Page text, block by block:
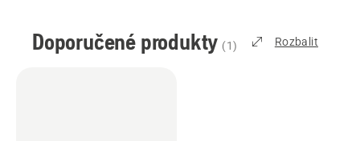
Doporučené produkty (1) Rozbalit